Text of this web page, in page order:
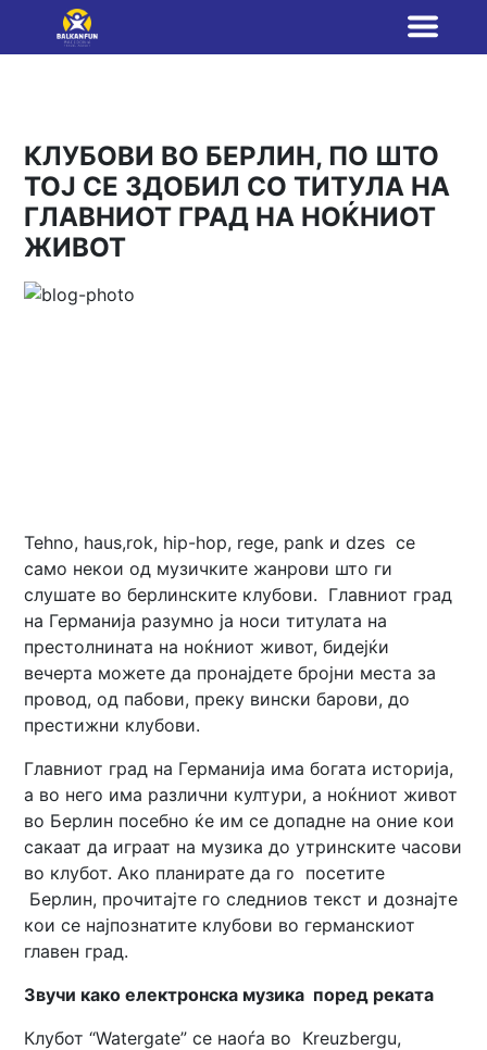
КЛУБОВИ ВО БЕРЛИН, ПО ШТО
ТОЈ СЕ ЗДОБИЛ СО ТИТУЛА НА
ГЛАВНИОТ ГРАД НА НОЌНИОТ
ЖИВОТ
Tehno, haus,rok, hip-hop, rege, pank и dzes се
само некои од музичките жанрови што ги
слушате во берлинските клубови. Главниот град
на Германија разумно ја носи титулата на
престолнината на ноќниот живот, бидејќи
вечерта можете да пронајдете бројни места за
провод, од пабови, преку вински барови, до
престижни клубови.
Главниот град на Германија има богата историја,
а во него има различни култури, а ноќниот живот
во Берлин посебно ќе им се допадне на оние кои
сакаат да играат на музика до утринските часови
во клубот. Ако планирате да го посетите
Берлин, прочитајте го следниов текст и дознајте
кои се најпознатите клубови во германскиот
главен град.
Звучи како електронска музика поред реката
Клубот “Watergate” се наоѓа во Kreuzbergu,